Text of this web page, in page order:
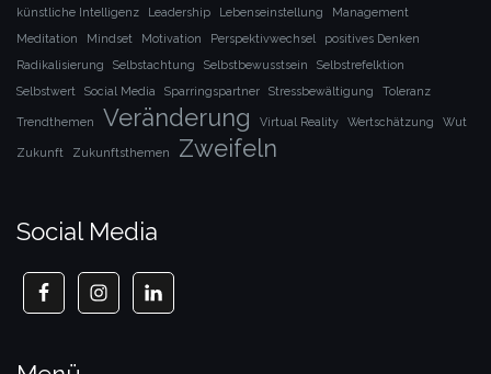
künstliche Intelligenz
Leadership Lebenseinstellung
Management
Meditation
Mindset Motivation Perspektivwechsel
positives Denken
Radikalisierung
Selbstachtung Selbstbewusstsein
Selbstrefelktion
Selbstwert
Social Media Sparringspartner Stressbewältigung Toleranz
Trendthemen Veränderung Virtual Reality Wertschätzung Wut
Zukunft Zukunftsthemen Zweifeln
Social Media